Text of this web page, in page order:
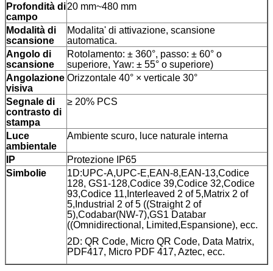
Profondità di
campo
20 mm~480 mm
Modalità di
scansione
Modalita' di attivazione, scansione
automatica.
Angolo di
scansione
Rotolamento: ± 360°, passo: ± 60° o
superiore, Yaw: ± 55° o superiore)
Angolazione
visiva
Orizzontale 40° × verticale 30°
Segnale di
contrasto di
stampa
≥ 20% PCS
Luce
ambientale
Ambiente scuro, luce naturale interna
IP
Protezione IP65
Simbolie
1D:UPC-A,UPC-E,EAN-8,EAN-13,Codice
128, GS1-128,Codice 39,Codice 32,Codice
93,Codice 11,Interleaved 2 of 5,Matrix 2 of
5,Industrial 2 of 5 ((Straight 2 of
5),Codabar(NW-7),GS1 Databar
((Omnidirectional, Limited,Espansione), ecc.
2D: QR Code, Micro QR Code, Data Matrix,
PDF417, Micro PDF 417, Aztec, ecc.